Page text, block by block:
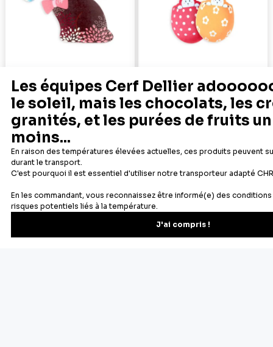
(0)
Décors en azyme assortis thème
lapin de Pâques
5,90 €
Rupture de stock
(0)
Décors en azyme assortis thème
œufs de Pâques
5,90 €
Rupture de stock
1 2 Suivant